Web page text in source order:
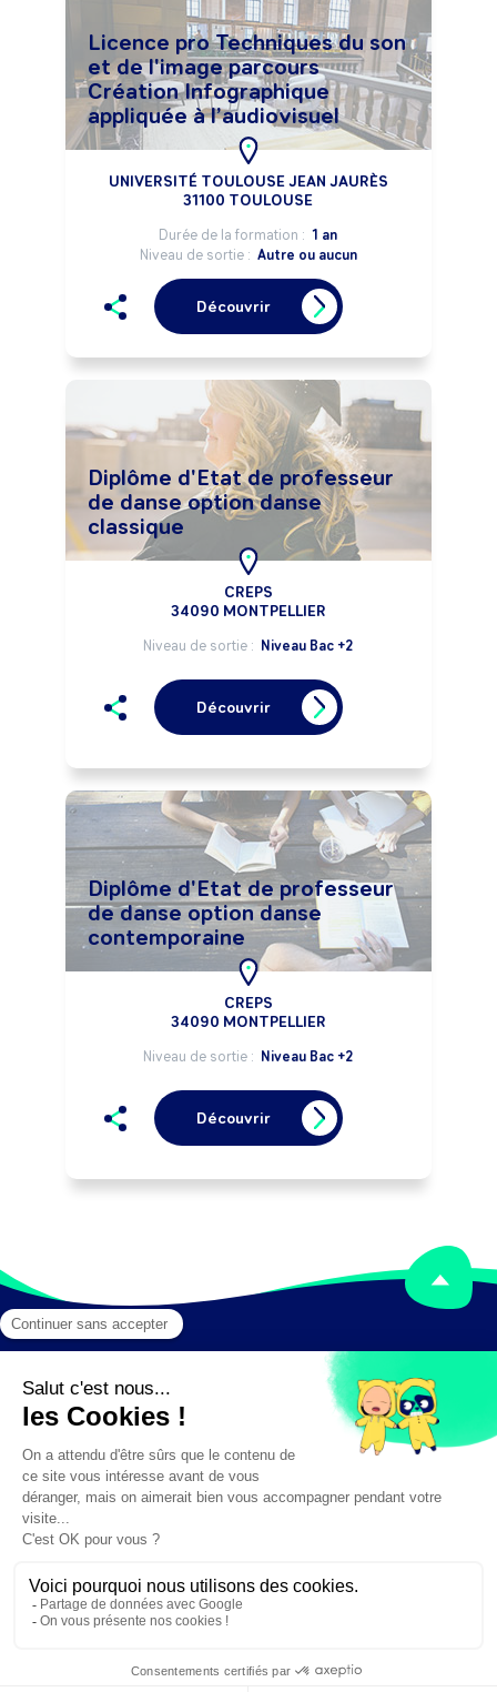
Licence pro Techniques du son
et de l'image parcours
Création Infographique
appliquée à l’audiovisuel
UNIVERSITÉ TOULOUSE JEAN JAURÈS
31100 TOULOUSE
Durée de la formation : 1 an
Niveau de sortie : Autre ou aucun
Découvrir
Diplôme d'Etat de professeur
de danse option danse
classique
CREPS
34090 MONTPELLIER
Niveau de sortie : Niveau Bac +2
Découvrir
Diplôme d'Etat de professeur
de danse option danse
contemporaine
CREPS
34090 MONTPELLIER
Niveau de sortie : Niveau Bac +2
Découvrir
Mentions légales